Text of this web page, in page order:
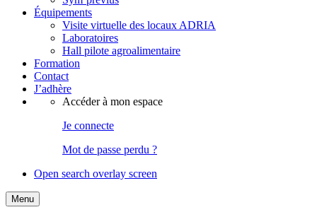
Équipements
Visite virtuelle des locaux ADRIA
Laboratoires
Hall pilote agroalimentaire
Formation
Contact
J’adhère
Accéder à mon espace
Je connecte
Mot de passe perdu ?
Open search overlay screen
Menu